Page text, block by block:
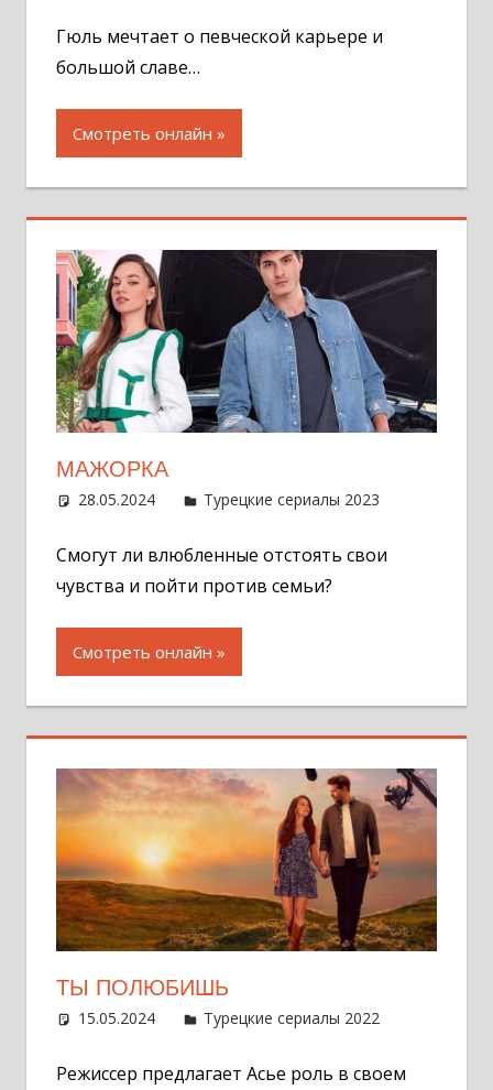
Гюль мечтает о певческой карьере и
большой славе…
Смотреть онлайн
МАЖОРКА
28.05.2024 Администратор
Турецкие сериалы 2023
Смогут ли влюбленные отстоять свои
чувства и пойти против семьи?
Смотреть онлайн
ТЫ ПОЛЮБИШЬ
15.05.2024 Администратор
Турецкие сериалы 2022
Режиссер предлагает Асье роль в своем